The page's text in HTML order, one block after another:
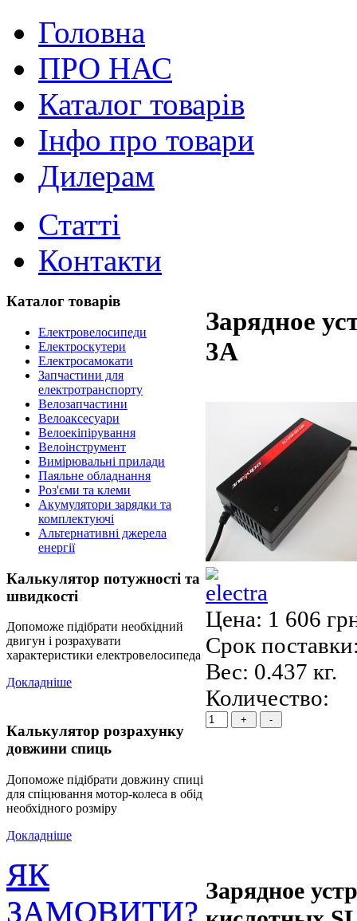
Головна
ПРО НАС
Каталог товарів
Інфо про товари
Дилерам
Статті
Контакти
Зарядное
3A
Цена: 1 606
Срок
Вес: 0.437 кг.
Количество:
Зарядное
Каталог товарів
Електровелосипеди
Електроскутери
Електросамокати
Запчастини для
електротранспорту
Велозапчастини
Велоаксесуари
Велоекіпірування
Велоінструмент
Вимірювальні прилади
Паяльне обладнання
Роз'єми та клеми
Акумулятори зарядки та
комплектуючі
Альтернативні джерела
енергії
Калькулятор потужності та
швидкості
Допоможе підібрати необхідний
двигун і розрахувати
характеристики електровелосипеда
Докладніше
Калькулятор розрахунку
довжини спиць
Допоможе підібрати довжину спиці
для спіцювання мотор-колеса в обід
необхідного розміру
Докладніше
ЯК
ЗАМОВИТИ?